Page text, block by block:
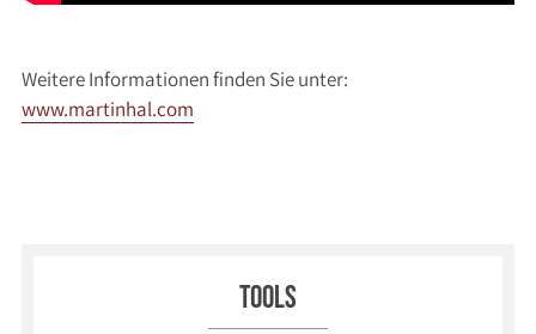
Weitere Informationen finden Sie unter:
www.martinhal.com
Tools